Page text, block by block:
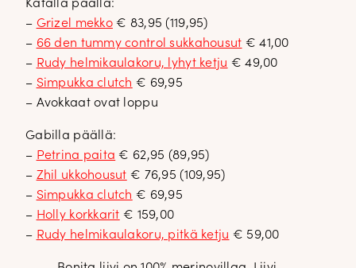
Katalla päällä:
– Grizel mekko€ 83,95 (119,95)
– 66 den tummy control sukkahousut € 41,00
– Rudy helmikaulakoru, lyhyt ketju € 49,00
– Simpukka clutch € 69,95
– Avokkaat ovat loppu
Gabilla päällä:
– Petrina paita € 62,95 (89,95)
– Zhil ukkohousut € 76,95 (109,95)
– Simpukka clutch € 69,95
– Holly korkkarit € 159,00
– Rudy helmikaulakoru, pitkä ketju € 59,00